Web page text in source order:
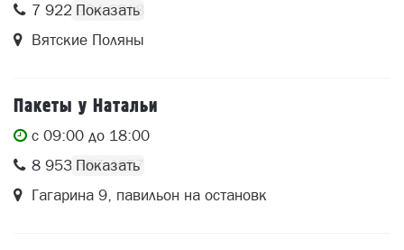
7 922 904 0818
Вятские Поляны
Пакеты у Натальи
c 09:00 до 18:00
8 953 697 4657
Гагарина 9, павильон на остановк